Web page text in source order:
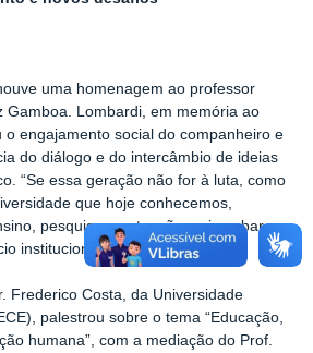
uma homenagem ao professor
Gamboa. Lombardi, em memória ao
o engajamento social do companheiro e
do diálogo e do intercâmbio de ideias
“Se essa geração não for à luta, como
que hoje conhecemos,
pesquisa e extensão, vai acabar.
institucional”.
Frederico Costa, da Universidade
palestrou sobre o tema “Educação,
humana”, com a mediação do Prof.